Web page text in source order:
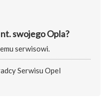
swojego Opla?
serwisowi.
Serwisu Opel